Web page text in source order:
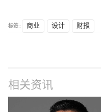
标签 : 商业 设计 财报
相关资讯